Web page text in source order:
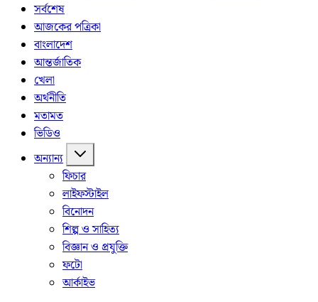
সর্বশেষ
আজকের পত্রিকা
বাংলাদেশ
আন্তর্জাতিক
খেলা
অর্থনীতি
মতামত
ভিডিও
অন্যান্য
ফিচার
লাইফস্টাইল
বিনোদন
শিল্প ও সাহিত্য
বিজ্ঞান ও প্রযুক্তি
ফটো
আর্কাইভ